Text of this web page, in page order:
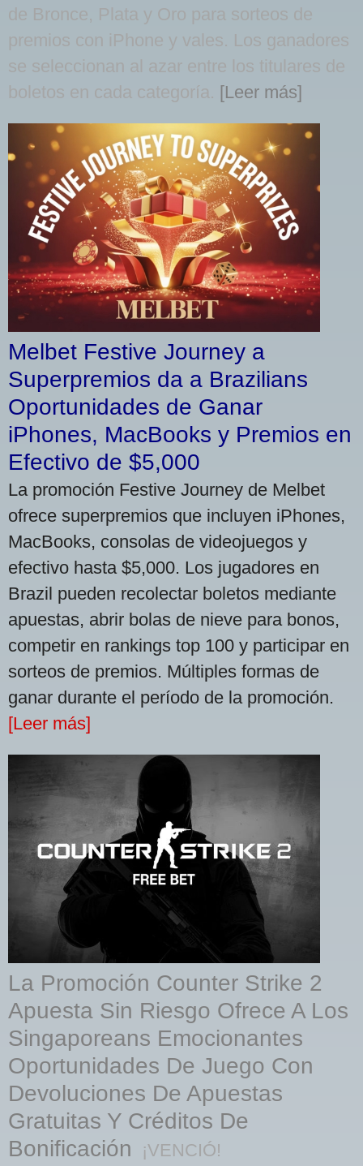
de Bronce, Plata y Oro para sorteos de
premios con iPhone y vales. Los ganadores
se seleccionan al azar entre los titulares de
boletos en cada categoría. [Leer más]
Melbet Festive Journey a
Superpremios da a Brazilians
Oportunidades de Ganar
iPhones, MacBooks y Premios en
Efectivo de $5,000
La promoción Festive Journey de Melbet
ofrece superpremios que incluyen iPhones,
MacBooks, consolas de videojuegos y
efectivo hasta $5,000. Los jugadores en
Brazil pueden recolectar boletos mediante
apuestas, abrir bolas de nieve para bonos,
competir en rankings top 100 y participar en
sorteos de premios. Múltiples formas de
ganar durante el período de la promoción.
[Leer más]
La Promoción Counter Strike 2
Apuesta Sin Riesgo Ofrece A Los
Singaporeans Emocionantes
Oportunidades De Juego Con
Devoluciones De Apuestas
Gratuitas Y Créditos De
Bonificación ¡VENCIÓ!